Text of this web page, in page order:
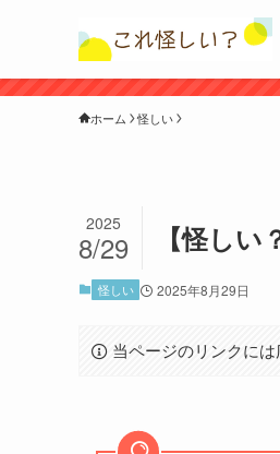
ホーム 怪しい
【怪し
2025
8/29
怪しい 2025年8月29日
当ページのリンクには